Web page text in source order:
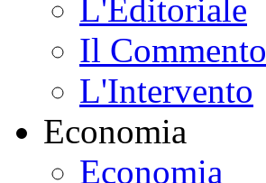
L'Editoriale
Il Commento
L'Intervento
Economia
Economia